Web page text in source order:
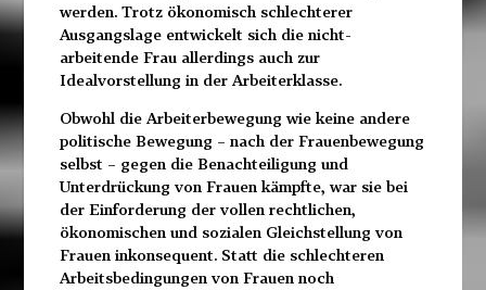
werden. Trotz ökonomisch schlechterer
Ausgangslage entwickelt sich die nicht-
arbeitende Frau allerdings auch zur
Idealvorstellung in der Arbeiterklasse.
Obwohl die Arbeiterbewegung wie keine andere
politische Bewegung – nach der Frauenbewegung
selbst – gegen die Benachteiligung und
Unterdrückung von Frauen kämpfte, war sie bei
der Einforderung der vollen rechtlichen,
ökonomischen und sozialen Gleichstellung von
Frauen inkonsequent. Statt die schlechteren
Arbeitsbedingungen von Frauen noch